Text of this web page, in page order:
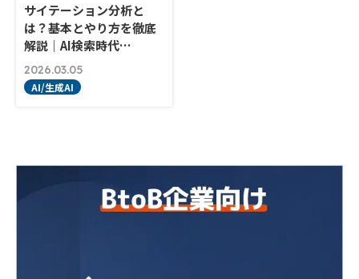
サイテーション分析と
は？基本とやり方を徹底
解説｜AI検索時代…
2026.03.05
AI/生成AI